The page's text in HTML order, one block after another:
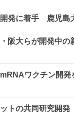
発に着手 鹿児島
阪大らが開発中
ワクチン開
ットの共同研究